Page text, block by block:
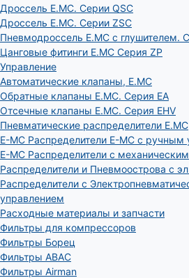
Дроссель E.MC. Серии QSC
Дроссель E.MC. Серии ZSC
Пневмодроссель E.MC с глушителем.
Цанговые фитинги E.MC Серия ZP
Управление
Автоматические клапаны, Е.МС
Обратные клапаны E.MC. Серия EA
Отсечные клапаны E.MC. Серия EHV
Пневматические распределители E.MC
E-MC Распределители E-MC с ручным
E-MC Распределители с
Распределители и Пневмоострова с
Распределители с
управлением
Расходные материалы и запчасти
Фильтры для компрессоров
Фильтры Борец
Фильтры ABAC
Фильтры Airman